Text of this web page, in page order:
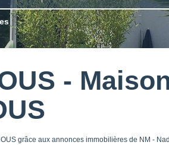
-
grâce aux annonces immobilières de NM -